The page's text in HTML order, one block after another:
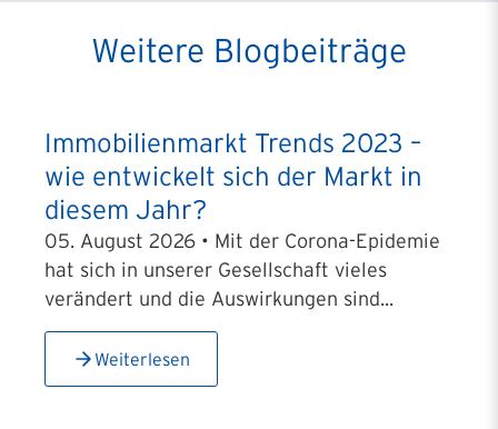
Weitere Blogbeiträge
Immobilienmarkt Trends 2023 –
wie entwickelt sich der Markt in
diesem Jahr?
05. August 2026 • Mit der Corona-Epidemie
hat sich in unserer Gesellschaft vieles
verändert und die Auswirkungen sind...
Weiterlesen